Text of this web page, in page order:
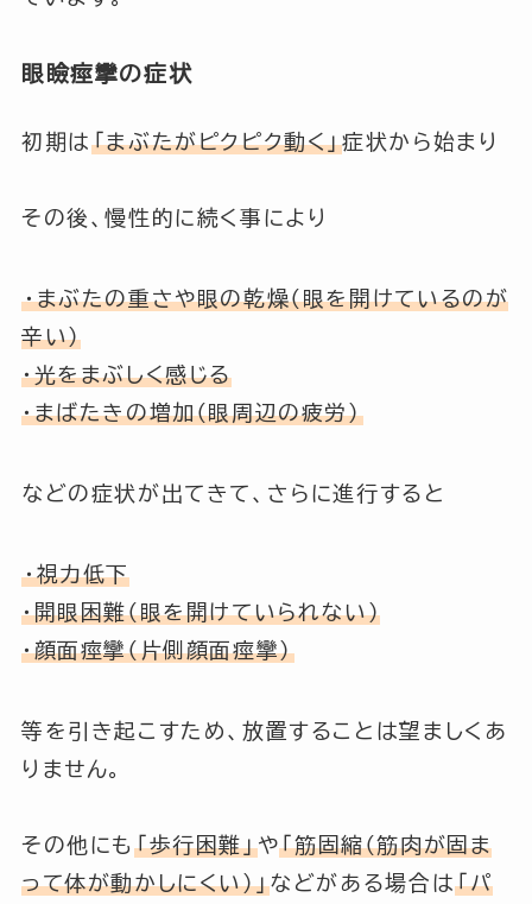
眼瞼痙攣の症状
初期は 「まぶたがピクピク動く」症状から始まり
その後、慢性的に続く事により
・まぶたの重さや眼の乾燥（眼を開けているのが
辛い）
・光をまぶしく感じる
・まばたきの増加（眼周辺の疲労）
などの症状が出てきて、さらに進行すると
・視力低下
・開眼困難（眼を開けていられない）
・顔面痙攣（片側顔面痙攣）
等を引き起こすため、放置することは望ましくあ
りません。
その他にも 「歩行困難」や「筋固縮（筋肉が固ま
って体が動かしにくい）」などがある場合は「パ